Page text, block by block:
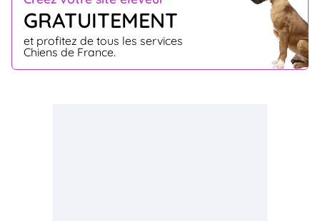
GRATUITEMENT
et profitez de tous les services
Chiens de France.